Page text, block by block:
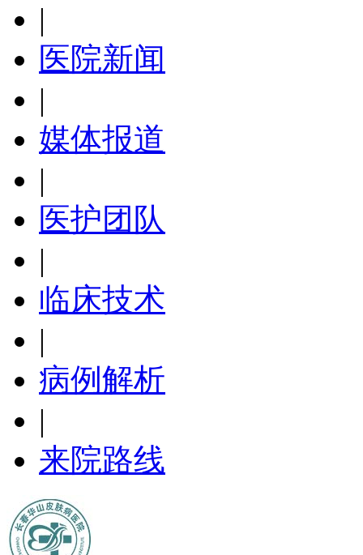
|
医院新闻
|
媒体报道
|
医护团队
|
临床技术
|
病例解析
|
来院路线